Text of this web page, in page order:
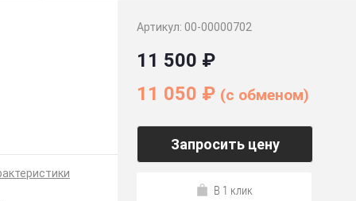
Артикул: 00-00000702
11 500 ₽
11 050 ₽ (c обменом)
Запросить цену
В 1 клик